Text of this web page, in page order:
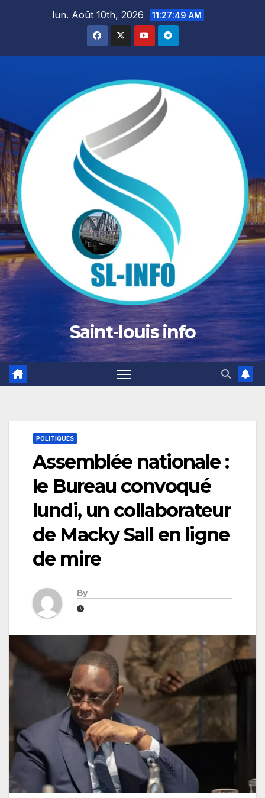
lun. Août 10th, 2026 11:27:50 AM
Saint-louis info
POLITIQUES
Assemblée nationale :
le Bureau convoqué
lundi, un collaborateur
de Macky Sall en ligne
de mire
By